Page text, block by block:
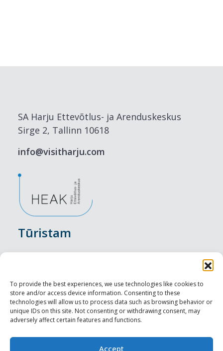
To provide the best experiences, we use technologies like cookies to
store and/or access device information. Consenting to these
technologies will allow us to process data such as browsing behavior or
unique IDs on this site. Not consenting or withdrawing consent, may
adversely affect certain features and functions.
Accept
SA Harju Ettevõtlus- ja Arenduskeskus
Sirge 2, Tallinn 10618
info@visitharju.com
Tūristam
Nakšņošana
Vietas maltītei
Apskates objekti